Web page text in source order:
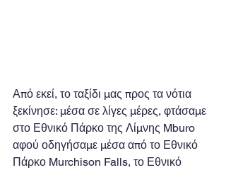
Από εκεί, το ταξίδι μας προς τα νότια
ξεκίνησε: μέσα σε λίγες μέρες, φτάσαμε
στο Εθνικό Πάρκο της Λίμνης Mburo
αφού οδηγήσαμε μέσα από το Εθνικό
Πάρκο Murchison Falls, το Εθνικό